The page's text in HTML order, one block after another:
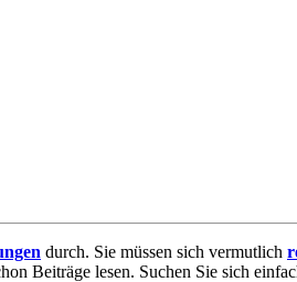
durch. Sie müssen sich vermutlich
Beiträge lesen. Suchen Sie sich